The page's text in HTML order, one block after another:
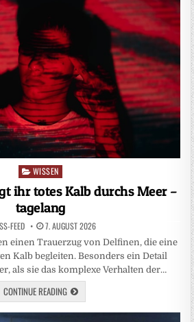
Posted
in
WISSEN
ihr totes Kalb durchs Meer –
tagelang
FEED 7. AUGUST 2026
einen Trauerzug von Delfinen, die eine
Kalb begleiten. Besonders ein Detail
als sie das komplexe Verhalten der…
CONTINUE READING